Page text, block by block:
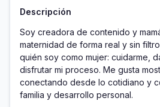
Descripción
Soy creadora de contenido y
maternidad de forma real y sin
quién soy como mujer: cuidarme,
disfrutar mi proceso. Me gusta
conectando desde lo cotidiano y
familia y desarrollo personal.